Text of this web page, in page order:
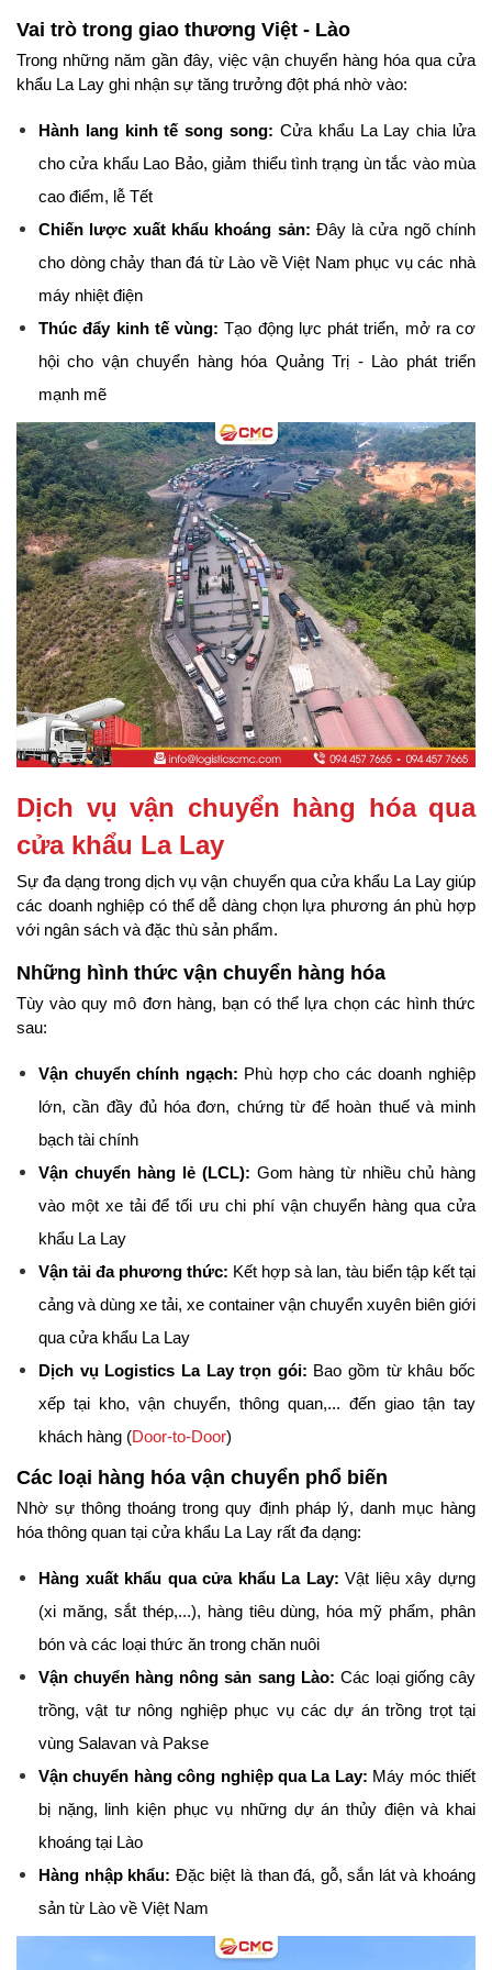
Vai trò trong giao thương Việt - Lào
Trong những năm gần đây, việc vận chuyển hàng hóa qua cửa
khẩu La Lay ghi nhận sự tăng trưởng đột phá nhờ vào:
Hành lang kinh tế song song: Cửa khẩu La Lay chia lửa
cho cửa khẩu Lao Bảo, giảm thiểu tình trạng ùn tắc vào mùa
cao điểm, lễ Tết
Chiến lược xuất khẩu khoáng sản: Đây là cửa ngõ chính
cho dòng chảy than đá từ Lào về Việt Nam phục vụ các nhà
máy nhiệt điện
Thúc đẩy kinh tế vùng: Tạo động lực phát triển, mở ra cơ
hội cho vận chuyển hàng hóa Quảng Trị - Lào phát triển
mạnh mẽ
Dịch vụ vận chuyển hàng hóa qua
cửa khẩu La Lay
Sự đa dạng trong dịch vụ vận chuyển qua cửa khẩu La Lay giúp
các doanh nghiệp có thể dễ dàng chọn lựa phương án phù hợp
với ngân sách và đặc thù sản phẩm.
Những hình thức vận chuyển hàng hóa
Tùy vào quy mô đơn hàng, bạn có thể lựa chọn các hình thức
sau:
Vận chuyển chính ngạch: Phù hợp cho các doanh nghiệp
lớn, cần đầy đủ hóa đơn, chứng từ để hoàn thuế và minh
bạch tài chính
Vận chuyển hàng lẻ (LCL): Gom hàng từ nhiều chủ hàng
vào một xe tải để tối ưu chi phí vận chuyển hàng qua cửa
khẩu La Lay
Vận tải đa phương thức: Kết hợp sà lan, tàu biển tập kết tại
cảng và dùng xe tải, xe container vận chuyển xuyên biên giới
qua cửa khẩu La Lay
Dịch vụ Logistics La Lay trọn gói: Bao gồm từ khâu bốc
xếp tại kho, vận chuyển, thông quan,... đến giao tận tay
khách hàng (Door-to-Door)
Các loại hàng hóa vận chuyển phổ biến
Nhờ sự thông thoáng trong quy định pháp lý, danh mục hàng
hóa thông quan tại cửa khẩu La Lay rất đa dạng:
Hàng xuất khẩu qua cửa khẩu La Lay: Vật liệu xây dựng
(xi măng, sắt thép,...), hàng tiêu dùng, hóa mỹ phẩm, phân
bón và các loại thức ăn trong chăn nuôi
Vận chuyển hàng nông sản sang Lào: Các loại giống cây
trồng, vật tư nông nghiệp phục vụ các dự án trồng trọt tại
vùng Salavan và Pakse
Vận chuyển hàng công nghiệp qua La Lay: Máy móc thiết
bị nặng, linh kiện phục vụ những dự án thủy điện và khai
khoáng tại Lào
Hàng nhập khẩu: Đặc biệt là than đá, gỗ, sắn lát và khoáng
sản từ Lào về Việt Nam